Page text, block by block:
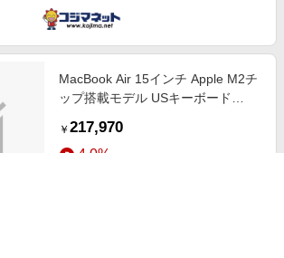
MacBook Air 15インチ Apple M2チ
ップ搭載モデル USキーボード
16GB/8コアCPUと10コアGPU] ミ
ッドナイト MQTM3JA/A
￥ 217,970
4.0%